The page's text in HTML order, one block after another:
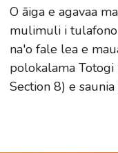
O āiga e agavaa
mulimuli i
na'o fale lea e
polokalama
Section 8) e saunia